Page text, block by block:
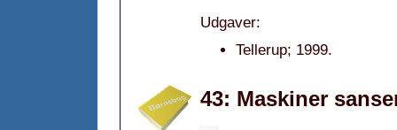
Udgaver:
Tellerup; 1999.
43: Maskiner